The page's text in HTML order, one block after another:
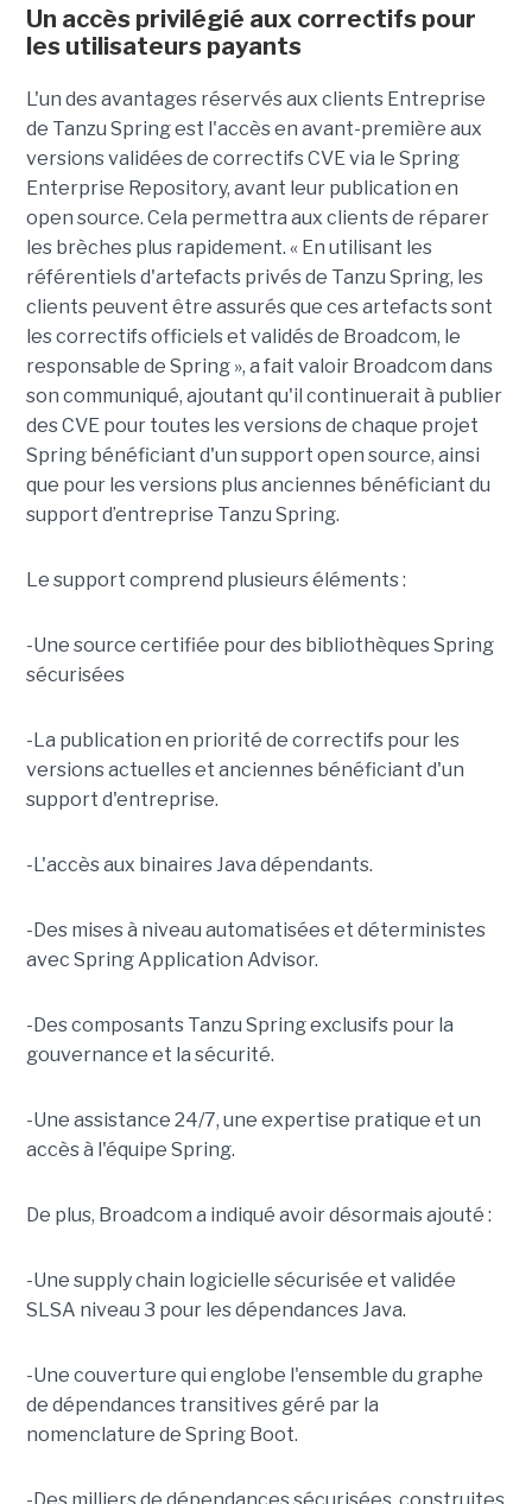
Un accès privilégié aux correctifs pour
les utilisateurs payants
L'un des avantages réservés aux clients Entreprise
de Tanzu Spring est l'accès en avant-première aux
versions validées de correctifs CVE via le Spring
Enterprise Repository, avant leur publication en
open source. Cela permettra aux clients de réparer
les brèches plus rapidement. « En utilisant les
référentiels d'artefacts privés de Tanzu Spring, les
clients peuvent être assurés que ces artefacts sont
les correctifs officiels et validés de Broadcom, le
responsable de Spring », a fait valoir Broadcom dans
son communiqué, ajoutant qu'il continuerait à publier
des CVE pour toutes les versions de chaque projet
Spring bénéficiant d'un support open source, ainsi
que pour les versions plus anciennes bénéficiant du
support d’entreprise Tanzu Spring.
Le support comprend plusieurs éléments :
-Une source certifiée pour des bibliothèques Spring
sécurisées
-La publication en priorité de correctifs pour les
versions actuelles et anciennes bénéficiant d'un
support d'entreprise.
-L'accès aux binaires Java dépendants.
-Des mises à niveau automatisées et déterministes
avec Spring Application Advisor.
-Des composants Tanzu Spring exclusifs pour la
gouvernance et la sécurité.
-Une assistance 24/7, une expertise pratique et un
accès à l'équipe Spring.
De plus, Broadcom a indiqué avoir désormais ajouté :
-Une supply chain logicielle sécurisée et validée
SLSA niveau 3 pour les dépendances Java.
-Une couverture qui englobe l'ensemble du graphe
de dépendances transitives géré par la
nomenclature de Spring Boot.